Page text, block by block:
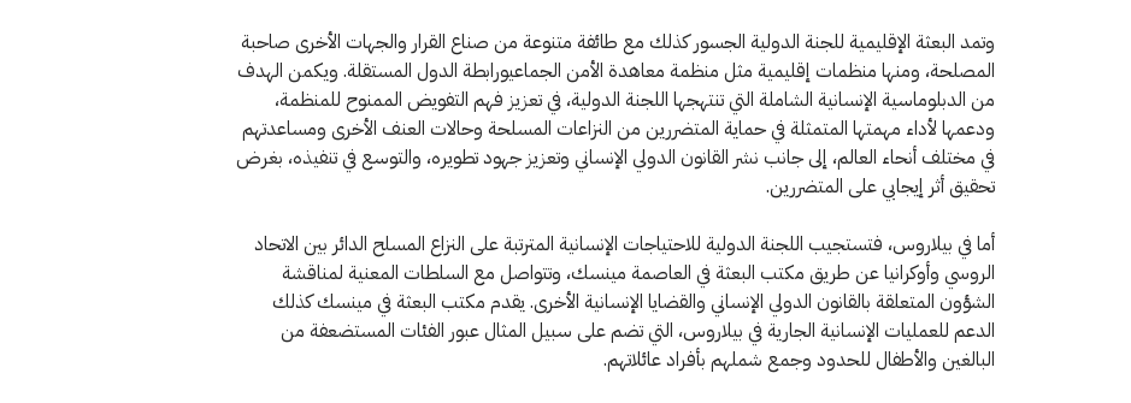
وتمد البعثة الإقليمية للجنة الدولية الجسور كذلك مع طائفة متنوعة من صناع القرار والجهات الأخرى صاحبة
المصلحة، ومنها منظمات إقليمية مثل منظمة معاهدة الأمن الجماعيورابطة الدول المستقلة. ويكمن الهدف
من الدبلوماسية الإنسانية الشاملة التي تنتهجها اللجنة الدولية، في تعزيز فهم التفويض الممنوح للمنظمة،
ودعمها لأداء مهمتها المتمثلة في حماية المتضررين من النزاعات المسلحة وحالات العنف الأخرى ومساعدتهم
في مختلف أنحاء العالم، إلى جانب نشر القانون الدولي الإنساني وتعزيز جهود تطويره، والتوسع في تنفيذه، بغرض
تحقيق أثر إيجابي على المتضررين.
أما في بيلاروس، فتستجيب اللجنة الدولية للاحتياجات الإنسانية المترتبة على النزاع المسلح الدائر بين الاتحاد
الروسي وأوكرانيا عن طريق مكتب البعثة في العاصمة مينسك، وتتواصل مع السلطات المعنية لمناقشة
الشؤون المتعلقة بالقانون الدولي الإنساني والقضايا الإنسانية الأخرى. يقدم مكتب البعثة في مينسك كذلك
الدعم للعمليات الإنسانية الجارية في بيلاروس، التي تضم على سبيل المثال عبور الفئات المستضعفة من
البالغين والأطفال للحدود وجمع شملهم بأفراد عائلاتهم.